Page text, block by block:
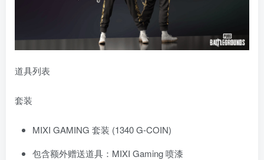
道具列表
套装
MIXI GAMING 套装 (1340 G-COIN)
包含额外赠送道具：MIXI Gaming 喷漆